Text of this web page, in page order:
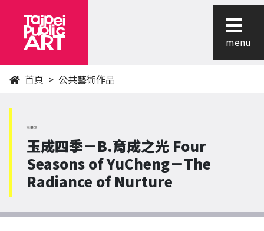
menu
首頁 公共藝術作品
南港區
玉成四季－B.育成之光 Four
Seasons of YuCheng－The
Radiance of Nurture